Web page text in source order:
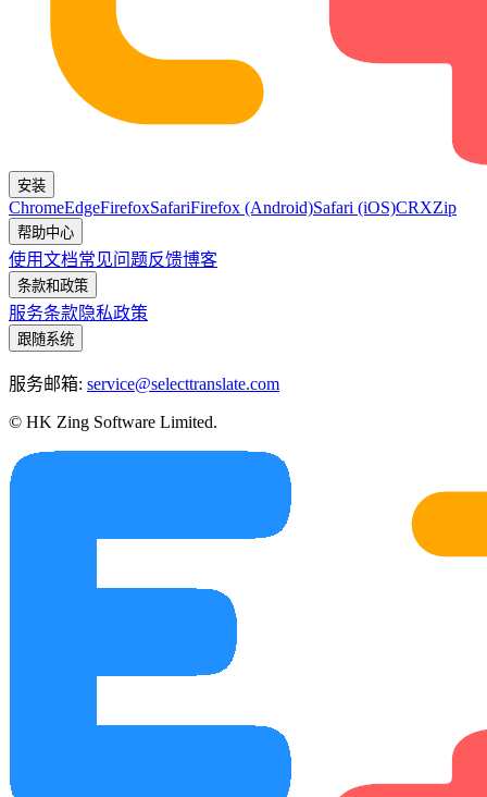
安装
ChromeEdgeFirefoxSafariFirefox (Android)Safari (iOS)CRXZip
帮助中心
使用文档常见问题反馈博客
条款和政策
服务条款隐私政策
跟随系统
服务邮箱: service@selecttranslate.com
© HK Zing Software Limited.